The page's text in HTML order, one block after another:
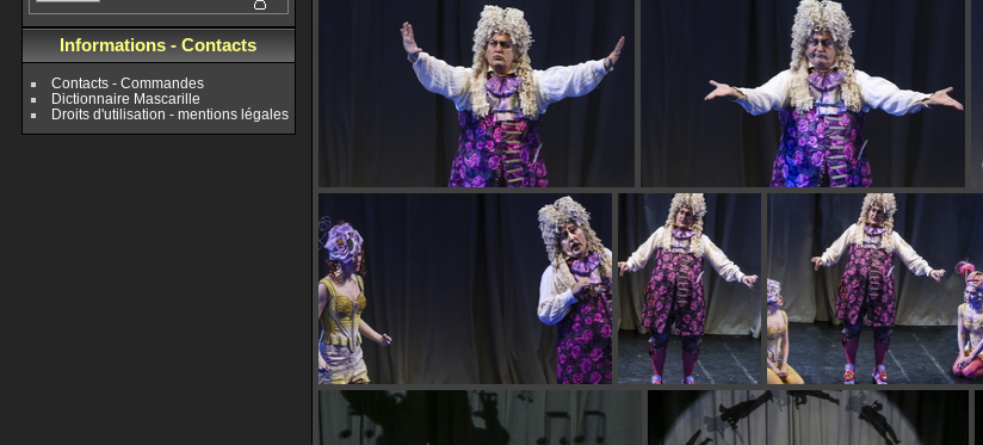
Informations - Contacts
Contacts - Commandes
Dictionnaire Mascarille
Droits d'utilisation - mentions légales